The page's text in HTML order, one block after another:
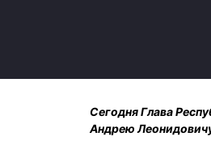
Сегодня Глава
Андрею